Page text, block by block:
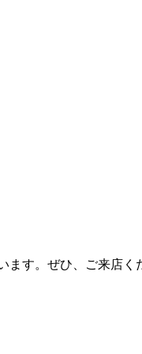
ます。ぜひ、ご来店く